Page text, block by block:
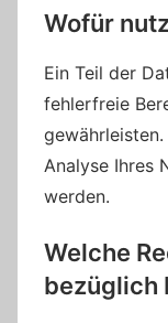
Wofür
Ein Teil der
fehlerfreie
Analyse Ihres
werden.
Welche
bezüglich